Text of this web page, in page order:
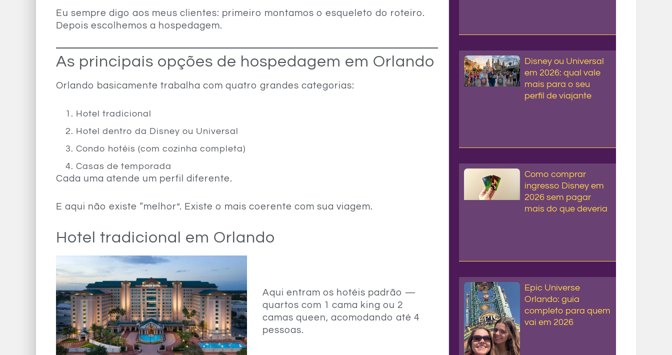
Eu sempre digo aos meus clientes: primeiro montamos o esqueleto do roteiro.
Depois escolhemos a hospedagem.
As principais opções de hospedagem em Orlando
Orlando basicamente trabalha com quatro grandes categorias:
Hotel tradicional
Hotel dentro da Disney ou Universal
Condo hotéis (com cozinha completa)
Casas de temporada
Cada uma atende um perfil diferente.
E aqui não existe “melhor”. Existe o mais coerente com sua viagem.
Hotel tradicional em Orlando
Aqui entram os hotéis padrão —
quartos com 1 cama king ou 2
camas queen, acomodando até 4
pessoas.
Disney ou Universal
em 2026: qual vale
mais para o seu
perfil de viajante
Como comprar
ingresso Disney em
2026 sem pagar
mais do que deveria
Epic Universe
Orlando: guia
completo para quem
vai em 2026